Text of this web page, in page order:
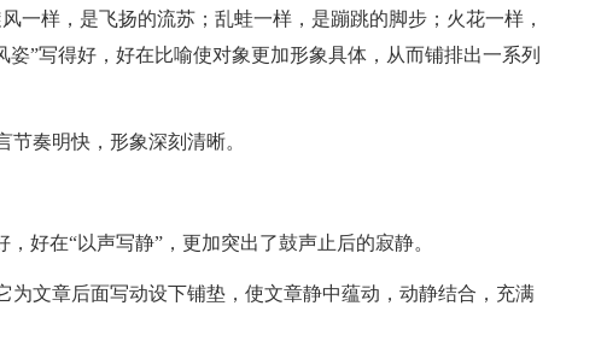
一样，是飞扬的流苏；乱蛙一样，是蹦跳的脚步；火花一样，
”写得好，好在比喻使对象更加形象具体，从而铺排出一系列
奏明快，形象深刻清晰。
好在“以声写静”，更加突出了鼓声止后的寂静。
为文章后面写动设下铺垫，使文章静中蕴动，动静结合，充满